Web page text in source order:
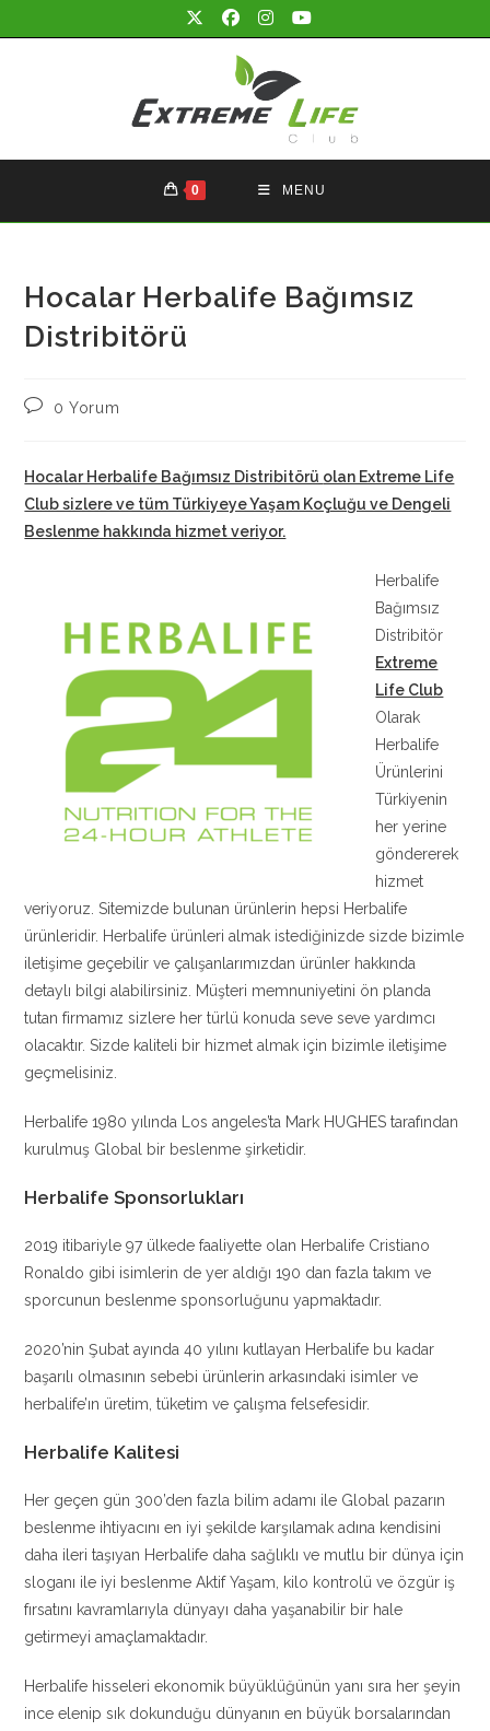
to
0 MENU
Hocalar Herbalife Bağımsız
Distribitörü
Post0 Yorum
Hocalar Herbalife Bağımsız Distribitörü olan Extreme Life
Club sizlere ve tüm Türkiyeye Yaşam Koçluğu ve Dengeli
Beslenme hakkında hizmet veriyor.
Herbalife
Bağımsız
Distribitör
Extreme
Life Club
Olarak
Herbalife
Ürünlerini
Türkiyenin
her yerine
göndererek
hizmet
veriyoruz. Sitemizde bulunan ürünlerin hepsi Herbalife
ürünleridir. Herbalife ürünleri almak istediğinizde sizde bizimle
iletişime geçebilir ve çalışanlarımızdan ürünler hakkında
detaylı bilgi alabilirsiniz. Müşteri memnuniyetini ön planda
tutan firmamız sizlere her türlü konuda seve seve yardımcı
olacaktır. Sizde kaliteli bir hizmet almak için bizimle iletişime
geçmelisiniz.
Herbalife 1980 yılında Los angeles’ta Mark HUGHES tarafından
kurulmuş Global bir beslenme şirketidir.
Herbalife Sponsorlukları
2019 itibariyle 97 ülkede faaliyette olan Herbalife Cristiano
Ronaldo gibi isimlerin de yer aldığı 190 dan fazla takım ve
sporcunun beslenme sponsorluğunu yapmaktadır.
2020’nin Şubat ayında 40 yılını kutlayan Herbalife bu kadar
başarılı olmasının sebebi ürünlerin arkasındaki isimler ve
herbalife’ın üretim, tüketim ve çalışma felsefesidir.
Herbalife Kalitesi
Her geçen gün 300’den fazla bilim adamı ile Global pazarın
beslenme ihtiyacını en iyi şekilde karşılamak adına kendisini
daha ileri taşıyan Herbalife daha sağlıklı ve mutlu bir dünya için
sloganı ile iyi beslenme Aktif Yaşam, kilo kontrolü ve özgür iş
fırsatını kavramlarıyla dünyayı daha yaşanabilir bir hale
getirmeyi amaçlamaktadır.
Herbalife hisseleri ekonomik büyüklüğünün yanı sıra her şeyin
ince elenip sık dokunduğu dünyanın en büyük borsalarından